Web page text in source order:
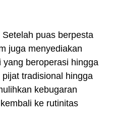
Setelah puas berpesta
juga menyediakan
yang beroperasi hingga
tradisional hingga
kebugaran
ke rutinitas